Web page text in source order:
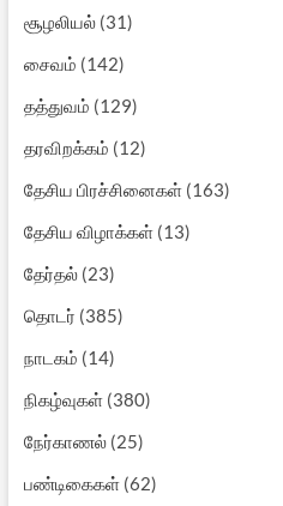
சூழலியல்(31)
சைவம் (142)
தத்துவம் (129)
தரவிறக்கம் (12)
தேசிய பிரச்சினைகள்(163)
தேசிய விழாக்கள்(13)
தேர்தல்(23)
தொடர் (385)
நாடகம் (14)
நிகழ்வுகள்(380)
நேர்காணல்(25)
பண்டிகைகள்(62)